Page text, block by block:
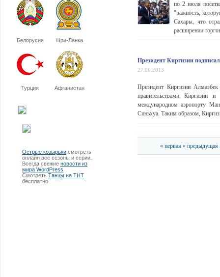
Белорусия Шри-Ланка
Турция Афганистан
Острые козырьки смотреть
онлайн все сезоны и серии.
Всегда свежие новости из
мира WordPress
Смотреть Танцы на ТНТ
бесплатно
по 2 июля
"важность,
Сахары, что
расширении
Президент Киргизии
27.06.2013
Президент Киргизии
правительствами Киргизии
международном аэропорту
Синьхуа. Таким образом,
« первая « предыдущая